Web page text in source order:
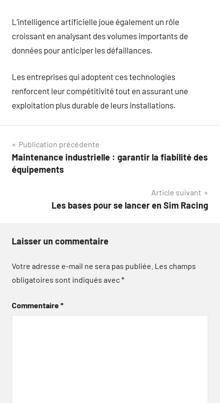
L’intelligence artificielle joue également un rôle
croissant en analysant des volumes importants de
données pour anticiper les défaillances.
Les entreprises qui adoptent ces technologies
renforcent leur compétitivité tout en assurant une
exploitation plus durable de leurs installations.
Navigation
de
Publication précédente
Maintenance industrielle : garantir la fiabilité des
équipements
Article suivant
Les bases pour se lancer en Sim Racing
Laisser un commentaire
Votre adresse e-mail ne sera pas publiée. Les champs
obligatoires sont indiqués avec*
Commentaire*